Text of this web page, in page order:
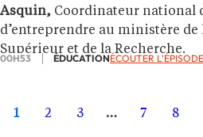
Asquin, Coordinateur national
d’entreprendre au ministère de
Supérieur et de la Recherche.
00H53 ÉDUCATIONÉCOUTER L'ÉPISODE
1 2 3 … 7 8